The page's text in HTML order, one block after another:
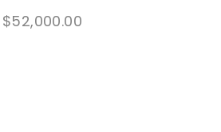
$52,000.00